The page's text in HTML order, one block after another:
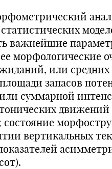
важнейшие
морфологические
или средних
запасов
суммарной
движений
состояние
вертикальных